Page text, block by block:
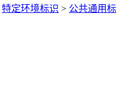
特定环境标识 > 公共通用标